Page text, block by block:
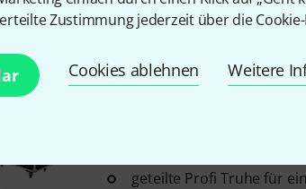
Zustimmung jederzeit über die
Cookies ablehnen Weitere
Auf Anfrage
ThonMarimba Case
Marimba Basiscase RG
geteilte Profi Truhe für